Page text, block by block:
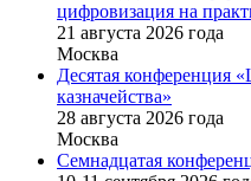
цифровизация на
21 августа 2026 года
Москва
Десятая конференция
казначейства»
28 августа 2026 года
Москва
Семнадцатая